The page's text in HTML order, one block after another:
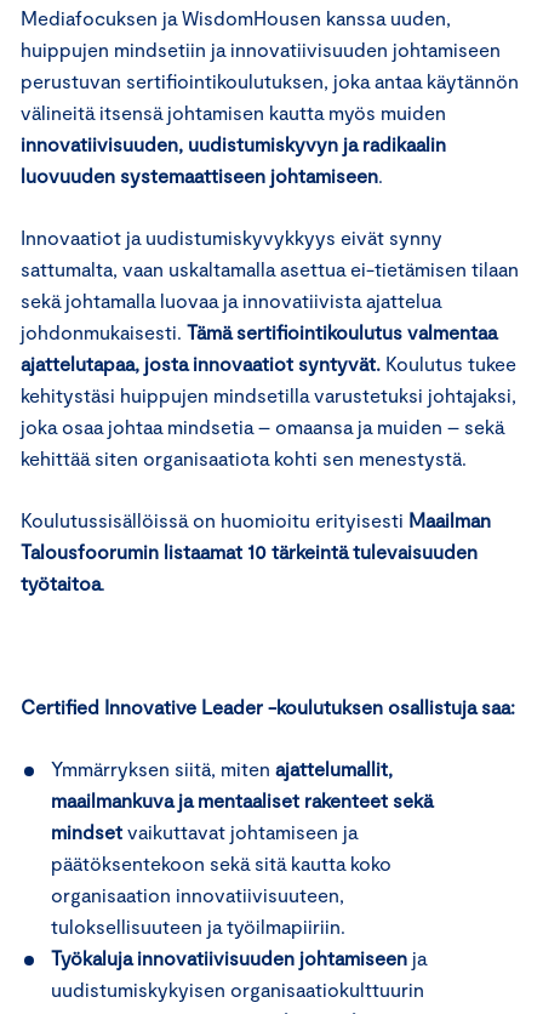
Mediafocuksen ja WisdomHousen kanssa uuden,
huippujen mindsetiin ja innovatiivisuuden johtamiseen
perustuvan sertifiointikoulutuksen, joka antaa käytännön
välineitä itsensä johtamisen kautta myös muiden
innovatiivisuuden, uudistumiskyvyn ja radikaalin
luovuuden systemaattiseen johtamiseen.
Innovaatiot ja uudistumiskyvykkyys eivät synny
sattumalta, vaan uskaltamalla asettua ei-tietämisen tilaan
sekä johtamalla luovaa ja innovatiivista ajattelua
johdonmukaisesti. Tämä sertifiointikoulutus valmentaa
ajattelutapaa, josta innovaatiot syntyvät. Koulutus tukee
kehitystäsi huippujen mindsetilla varustetuksi johtajaksi,
joka osaa johtaa mindsetia – omaansa ja muiden – sekä
kehittää siten organisaatiota kohti sen menestystä.
Koulutussisällöissä on huomioitu erityisesti Maailman
Talousfoorumin listaamat 10 tärkeintä tulevaisuuden
työtaitoa.
Certified Innovative Leader -koulutuksen osallistuja saa:
Ymmärryksen siitä, miten ajattelumallit,
maailmankuva ja mentaaliset rakenteet sekä
mindset vaikuttavat johtamiseen ja
päätöksentekoon sekä sitä kautta koko
organisaation innovatiivisuuteen,
tuloksellisuuteen ja työilmapiiriin.
Työkaluja innovatiivisuuden johtamiseen ja
uudistumiskykyisen organisaatiokulttuurin